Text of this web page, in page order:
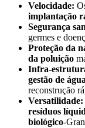
Velocidade:
implantação
Segurança
germes e
Proteção da
da poluição
Infra-
gestão de
reconstrução
Versatilidade:
resíduos
biológico-